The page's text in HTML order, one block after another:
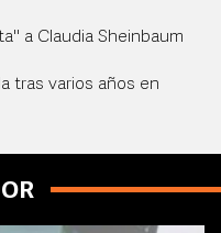
a Claudia Sheinbaum
tras varios años en